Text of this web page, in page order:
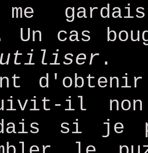
Un cas
.
il
si je